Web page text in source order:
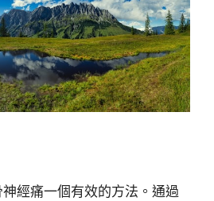
經痛一個有效的方法。通過